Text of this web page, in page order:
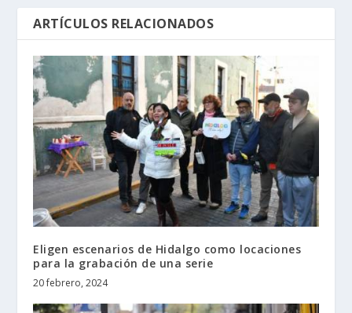
ARTÍCULOS RELACIONADOS
Eligen escenarios de Hidalgo como locaciones
para la grabación de una serie
20 febrero, 2024